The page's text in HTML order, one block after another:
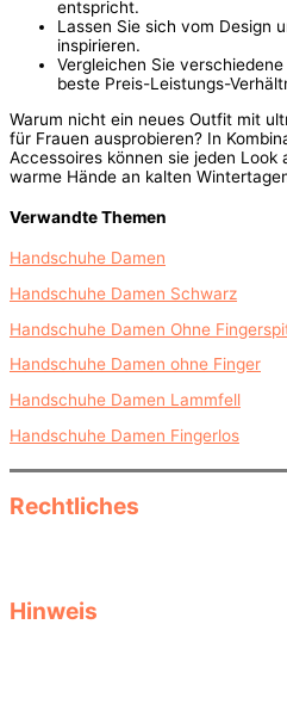
entspricht.
Lassen Sie sich vom Design
inspirieren.
Vergleichen Sie
beste Preis-Leistungs-
Warum nicht ein neues Outfit mit
für Frauen ausprobieren? In
Accessoires können sie jeden
warme Hände an kalten
Verwandte Themen
Handschuhe Damen
Handschuhe Damen Schwarz
Handschuhe Damen Ohne
Handschuhe Damen ohne Finger
Handschuhe Damen Lammfell
Handschuhe Damen Fingerlos
Rechtliches
Hinweis